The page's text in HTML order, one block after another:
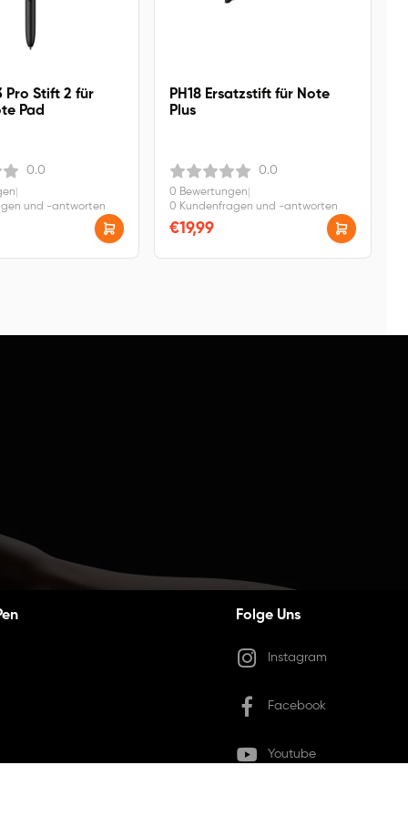
Pro Stift 2 für
Pad
0.0
und -antworten
PH18 Ersatzstift für Note
Plus
0.0
0 Bewertungen
0 Kundenfragen und -antworten
€19,99
Folge Uns
Instagram
Facebook
Youtube